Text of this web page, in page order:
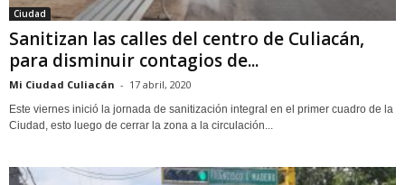
Ciudad
Sanitizan las calles del centro de Culiacán,
para disminuir contagios de...
Mi Ciudad Culiacán - 17 abril, 2020
Este viernes inició la jornada de sanitización integral en el primer cuadro de la
Ciudad, esto luego de cerrar la zona a la circulación...